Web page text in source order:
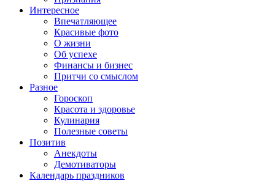
Интересное
Впечатляющее
Красивые фото
О жизни
Об успехе
Финансы и бизнес
Притчи со смыслом
Разное
Гороскоп
Красота и здоровье
Кулинария
Полезные советы
Позитив
Анекдоты
Демотиваторы
Календарь праздников